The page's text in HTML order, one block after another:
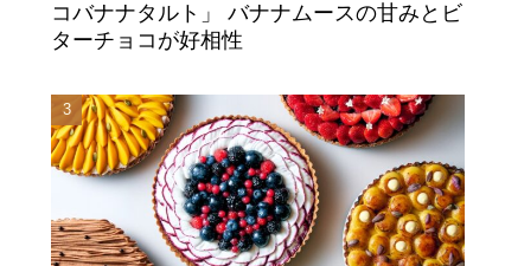
コバナナタルト」 バナナムースの甘みとビ
ターチョコが好相性